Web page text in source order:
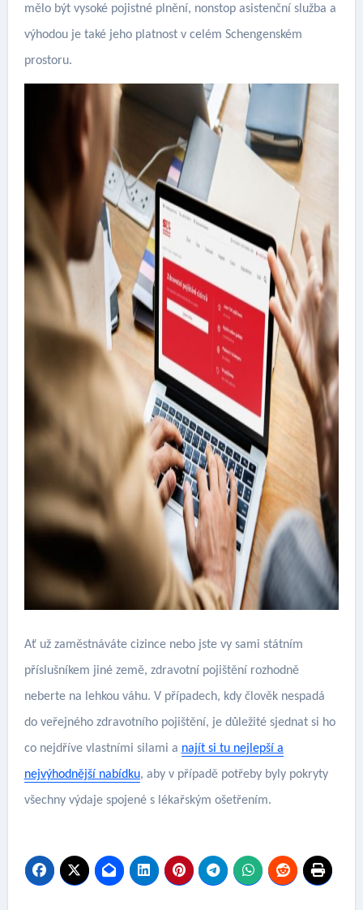
mělo být vysoké pojistné plnění, nonstop asistenční služba a
výhodou je také jeho platnost v celém Schengenském
prostoru.
Ať už zaměstnáváte cizince nebo jste vy sami státním
příslušníkem jiné země, zdravotní pojištění rozhodně
neberte na lehkou váhu. V případech, kdy člověk nespadá
do veřejného zdravotního pojištění, je důležité sjednat si ho
co nejdříve vlastními silami a najít si tu nejlepší a
nejvýhodnější nabídku, aby v případě potřeby byly pokryty
všechny výdaje spojené s lékařským ošetřením.